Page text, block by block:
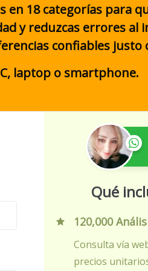
18 categorías para
y reduzcas errores
confiables justo
laptop o smartphone.
Qué
120,000
Consulta vía
precios